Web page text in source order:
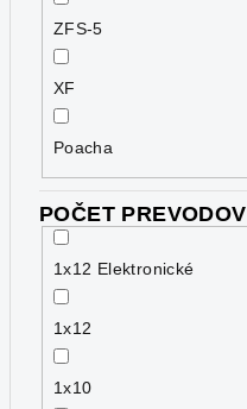
ZFS-5
XF
Poacha
POČET PREVODOV
1x12 Elektronické
1x12
1x10